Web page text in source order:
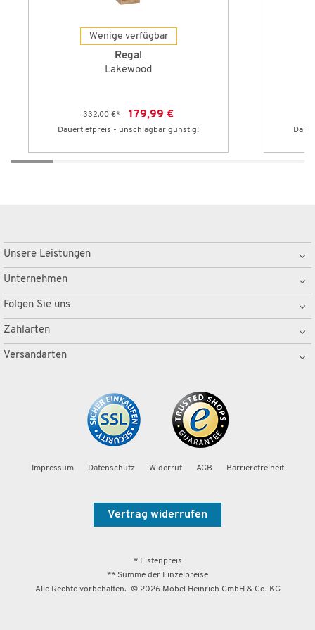
Wenige verfügbar
Regal
Lakewood
332,00 €* 179,99 €
Dauertiefpreis - unschlagbar günstig!
Unsere Leistungen
Unternehmen
Folgen Sie uns
Zahlarten
Versandarten
Impressum Datenschutz Widerruf AGB Barrierefreiheit
Vertrag widerrufen
* Listenpreis
** Summe der Einzelpreise
Alle Rechte vorbehalten. © 2026Möbel Heinrich GmbH & Co. KG